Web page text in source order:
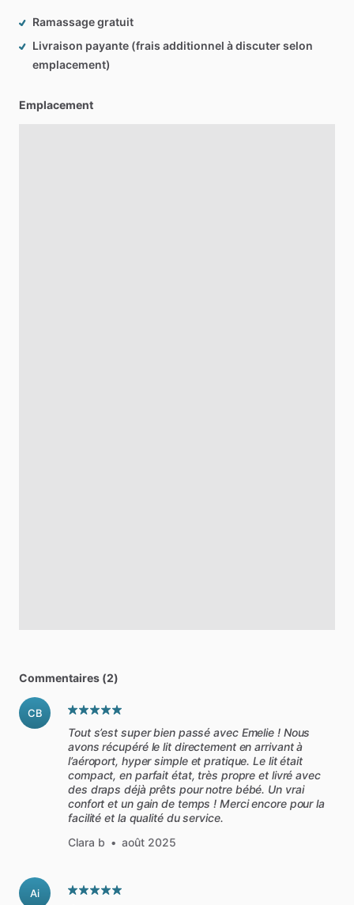
Ramassage gratuit
Livraison payante (frais additionnel à discuter selon
emplacement)
Emplacement
Commentaires (2)
CB
Tout s’est super bien passé avec Emelie ! Nous
avons récupéré le lit directement en arrivant à
l’aéroport, hyper simple et pratique. Le lit était
compact, en parfait état, très propre et livré avec
des draps déjà prêts pour notre bébé. Un vrai
confort et un gain de temps ! Merci encore pour la
facilité et la qualité du service.
Clara b • août 2025
Ai